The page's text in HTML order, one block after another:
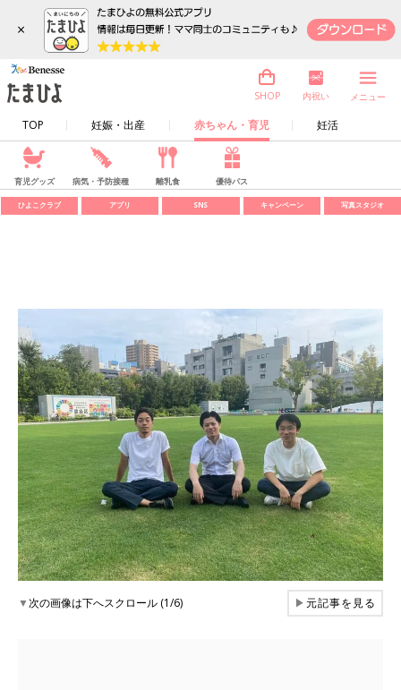
×
TOP 妊娠・出産 赤ちゃん・育児 妊活
SHOP 内祝い メニュー
育児グッズ 病気・予防接種 離乳食 優待パス
ひよこクラブ アプリ SNS キャンペーン 写真スタジオ
▼次の画像は下へスクロール (1/6) ▶元記事を見る